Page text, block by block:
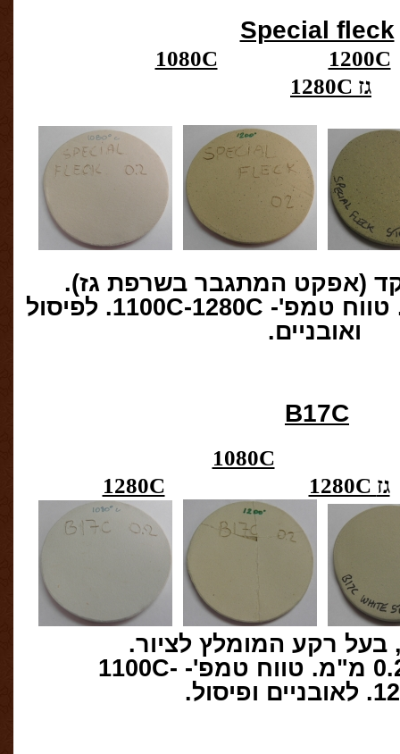
Special fleck
1080C
1200C
1280C גז
(אפקט המתגבר בשרפת גז).
טווח טמפ'- 1100C-1280C.
לפיסול
ואובניים.
B17C
1080C
1280C
1280C גז
בעל רקע המומלץ לציור.
מ"מ. טווח טמפ
'- 1100C-
לאובניים ופיסול.